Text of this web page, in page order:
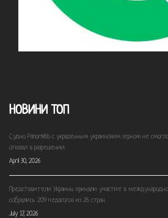
НОВИНИ ТОП
Судно Panormitis с украденным украинским зерном не
отказал в разрешении.
April 30, 2026
Представители Украины приняли участие в
собрались 209 педагогов из 26 стран.
July 17, 2026